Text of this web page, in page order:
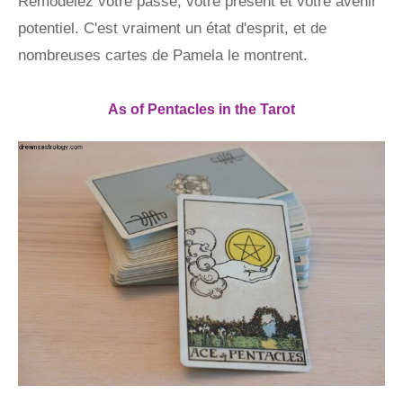
potentiel. C'est vraiment un état d'esprit, et de
nombreuses cartes de Pamela le montrent.
As of Pentacles in the Tarot